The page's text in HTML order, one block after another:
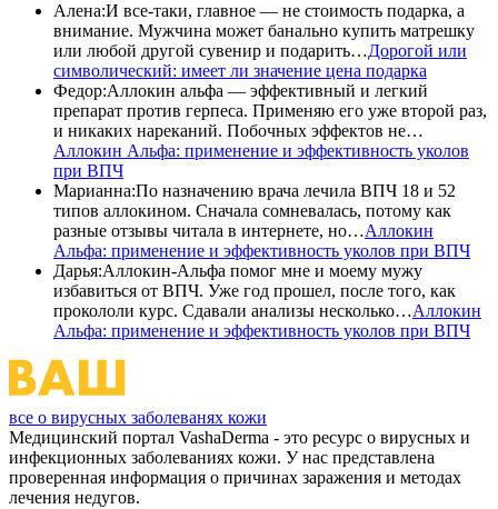
Алена:И все-таки, главное — не стоимость подарка, а
внимание. Мужчина может банально купить матрешку
или любой другой сувенир и подарить…Дорогой или
символический: имеет ли значение цена подарка
Федор:Аллокин альфа — эффективный и легкий
препарат против герпеса. Применяю его уже второй раз,
и никаких нареканий. Побочных эффектов не…
Аллокин Альфа: применение и эффективность уколов
при ВПЧ
Марианна:По назначению врача лечила ВПЧ 18 и 52
типов аллокином. Сначала сомневалась, потому как
разные отзывы читала в интернете, но…Аллокин
Альфа: применение и эффективность уколов при ВПЧ
Дарья:Аллокин-Альфа помог мне и моему мужу
избавиться от ВПЧ. Уже год прошел, после того, как
прокололи курс. Сдавали анализы несколько…Аллокин
Альфа: применение и эффективность уколов при ВПЧ
все о вирусных заболеванях кожи
Медицинский портал VashaDerma - это ресурс о вирусных и
инфекционных заболеваниях кожи. У нас представлена
проверенная информация о причинах заражения и методах
лечения недугов.